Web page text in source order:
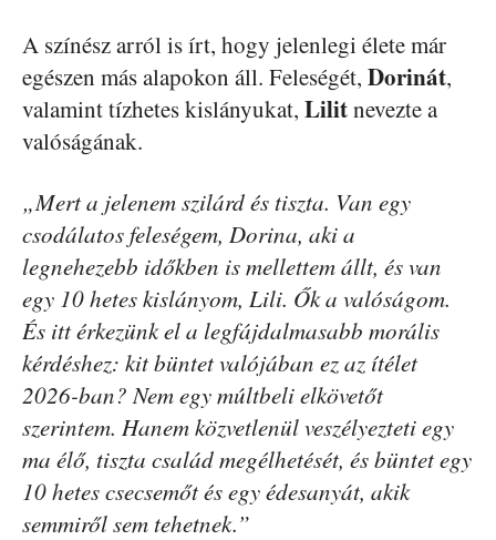
A színész arról is írt, hogy jelenlegi élete már
egészen más alapokon áll. Feleségét, Dorinát,
valamint tízhetes kislányukat, Lilitnevezte a
valóságának.
„Mert a jelenem szilárd és tiszta. Van egy
csodálatos feleségem, Dorina, aki a
legnehezebb időkben is mellettem állt, és van
egy 10 hetes kislányom, Lili. Ők a valóságom.
És itt érkezünk el a legfájdalmasabb morális
kérdéshez: kit büntet valójában ez az ítélet
2026-ban? Nem egy múltbeli elkövetőt
szerintem. Hanem közvetlenül veszélyezteti egy
ma élő, tiszta család megélhetését, és büntet egy
10 hetes csecsemőt és egy édesanyát, akik
semmiről sem tehetnek.”